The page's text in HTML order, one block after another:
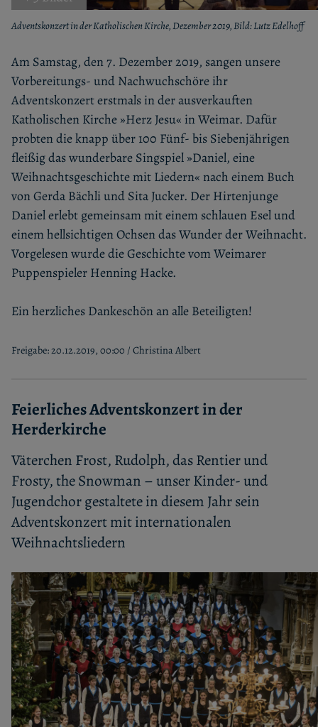
Adventskonzert in der Katholischen Kirche, Dezember 2019, Bild: Lutz Edelhoff
Am Samstag, den 7. Dezember 2019, sangen unsere
Vorbereitungs- und Nachwuchschöre ihr
Adventskonzert erstmals in der ausverkauften
Katholischen Kirche »Herz Jesu« in Weimar. Dafür
probten die knapp über 100 Fünf- bis Siebenjährigen
fleißig das wunderbare Singspiel »Daniel, eine
Weihnachtsgeschichte mit Liedern« nach einem Buch
von Gerda Bächli und Sita Jucker. Der Hirtenjunge
Daniel erlebt gemeinsam mit einem schlauen Esel und
einem hellsichtigen Ochsen das Wunder der Weihnacht.
Vorgelesen wurde die Geschichte vom Weimarer
Puppenspieler Henning Hacke.
Ein herzliches Dankeschön an alle Beteiligten!
Freigabe: 20.12.2019, 00:00 / Christina Albert
Feierliches Adventskonzert in der
Herderkirche
Väterchen Frost, Rudolph, das Rentier und
Frosty, the Snowman – unser Kinder- und
Jugendchor gestaltete in diesem Jahr sein
Adventskonzert mit internationalen
Weihnachtsliedern